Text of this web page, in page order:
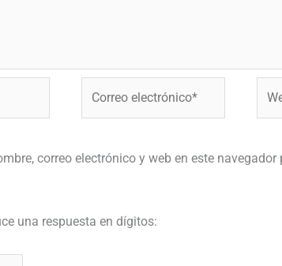
correo electrónico y web en este
una respuesta en dígitos: